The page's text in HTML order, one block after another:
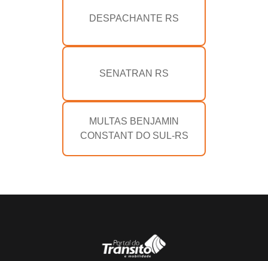
DESPACHANTE RS
SENATRAN RS
MULTAS BENJAMIN
CONSTANT DO SUL-RS